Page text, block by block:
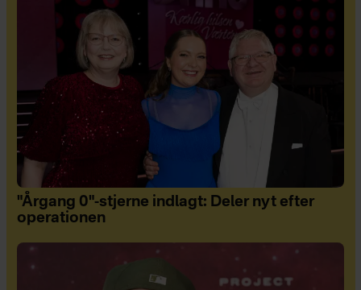
"Årgang 0"-stjerne indlagt: Deler nyt efter
operationen